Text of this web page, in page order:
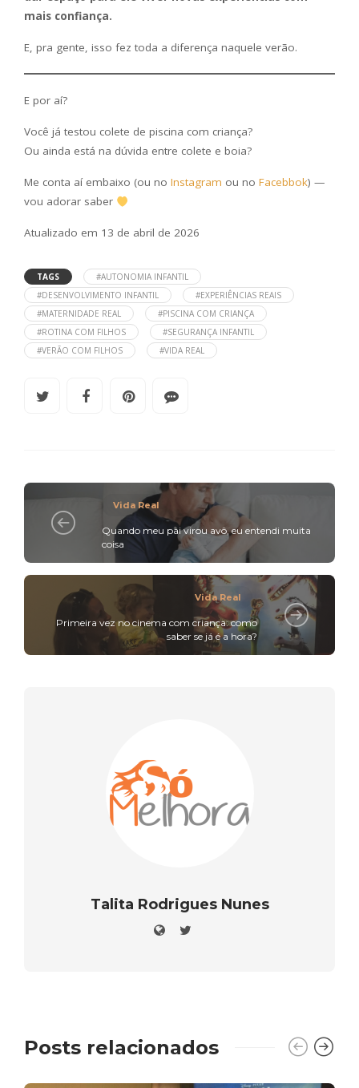
mais confiança.
E, pra gente, isso fez toda a diferença naquele verão.
E por aí?
Você já testou colete de piscina com criança?
Ou ainda está na dúvida entre colete e boia?
Me conta aí embaixo (ou no Instagram ou no Facebbok) —
vou adorar saber
Atualizado em 13 de abril de 2026
TAGS
#AUTONOMIA INFANTIL
#DESENVOLVIMENTO INFANTIL
#EXPERIÊNCIAS REAIS
#MATERNIDADE REAL
#PISCINA COM CRIANÇA
#ROTINA COM FILHOS
#SEGURANÇA INFANTIL
#VERÃO COM FILHOS
#VIDA REAL
Vida Real
Quando meu pai virou avô, eu entendi muita
coisa
Vida Real
Primeira vez no cinema com criança: como
saber se já é a hora?
Talita Rodrigues Nunes
Posts relacionados